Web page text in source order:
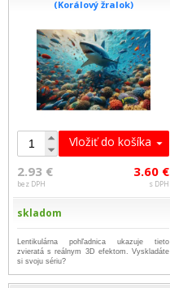
(Korálový žralok)
Vložiť do košíka
2.93 €
bez DPH
3.60 €
s DPH
skladom
Lentikulárna pohľadnica ukazuje tieto
zvieratá s reálnym 3D efektom. Vyskladáte
si svoju sériu?